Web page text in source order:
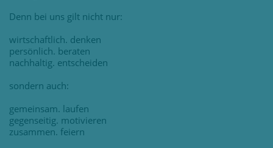
Denn bei uns gilt nicht nur:
wirtschaftlich. denken
persönlich. beraten
nachhaltig. entscheiden
sondern auch:
gemeinsam. laufen
gegenseitig. motivieren
zusammen. feiern